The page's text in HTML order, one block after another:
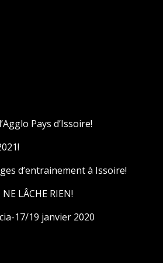
Pays d’Issoire!
d’entrainement à Issoire!
LÂCHE RIEN!
17/19 janvier 2020